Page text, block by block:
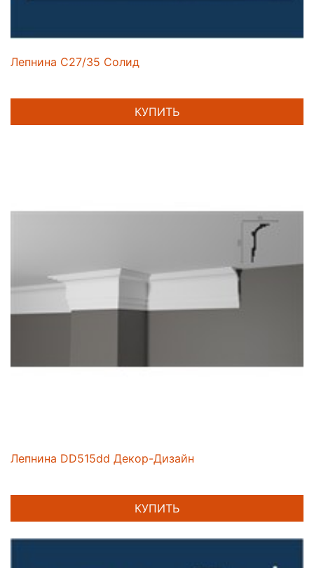
Лепнина C27/35 Солид
КУПИТЬ
Лепнина DD515dd Декор-Дизайн
КУПИТЬ